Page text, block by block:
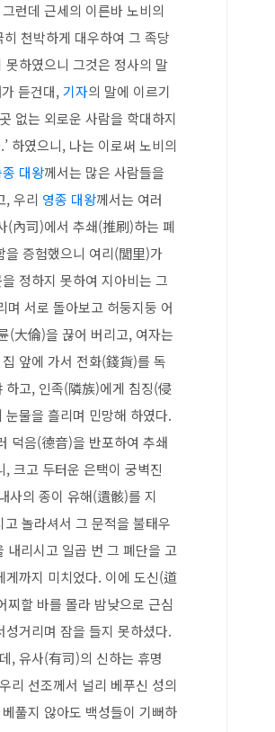
런데 근세의 이른바노비의
천박하게 대우하여 그 족당
하였으니 그것은 정사의 말
듣건대,기자의 말에 이르기
없는 외로운 사람을 학대하지
하였으니, 나는 이로써 노비의
대왕께서는 많은 사람들을
, 우리 영종 대왕께서는 여러
(內司)에서 추쇄(推刷)하는 폐
을 증험했으니 여리(閭里)가
정하지 못하여 지아비는 그
서로 돌아보고 허둥지둥 어
(大倫)을 끊어 버리고, 여자는
앞에 가서 전화(錢貨)를 독
하고, 인족(隣族)에게 침징(侵
물을 흘리며 민망해 하였다.
덕음(德音)을 반포하여 추쇄
크고 두터운 은택이 궁벽진
사의 종이 유해(遺骸)를 지
놀라셔서 그 문적을 불태우
리시고 일곱 번 그 폐단을 고
까지 미치었다. 이에 도신(道
할 바를 몰라 밤낮으로 근심
거리며 잠을 들지 못하셨다.
, 유사(有司)의 신하는 휴명
리 선조께서 널리 베푸신 성의
풀지 않아도 백성들이 기뻐하